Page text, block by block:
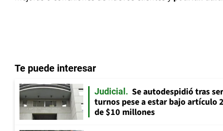
Te puede interesar
Judicial
Se autodespidió tras
turnos pese a estar bajo artículo
de $10 millones